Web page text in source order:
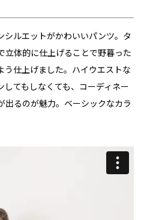
シルエットがかわいいパンツ。タ
立体的に仕上げることで野暮った
う仕上げました。ハイウエストな
てもしなくても、コーディネー
出るのが魅力。ベーシックなカラ